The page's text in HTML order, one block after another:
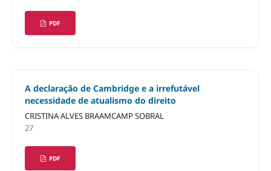
PDF
A declaração de Cambridge e a irrefutável
necessidade de atualismo do direito
CRISTINA ALVES BRAAMCAMP SOBRAL
27
PDF